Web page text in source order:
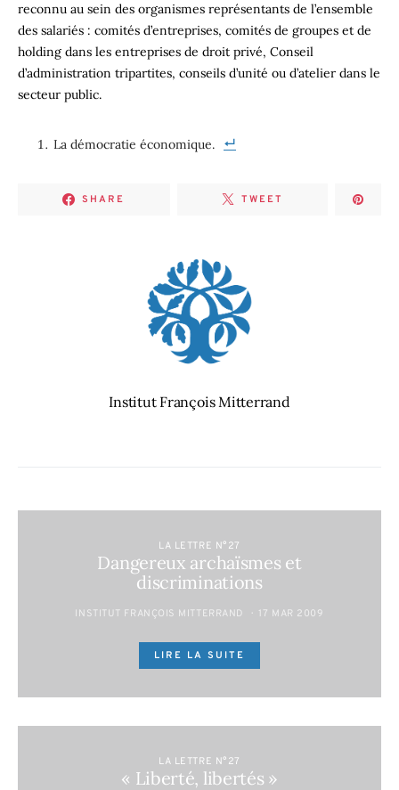
reconnu au sein des organismes représentants de l’ensemble
des salariés : comités d’entreprises, comités de groupes et de
holding dans les entreprises de droit privé, Conseil
d’administration tripartites, conseils d’unité ou d’atelier dans le
secteur public.
La démocratie économique.
SHARE TWEET
Institut François Mitterrand
LA LETTRE N°27
Dangereux archaïsmes et
discriminations
INSTITUT FRANÇOIS MITTERRAND 17 MAR 2009
LIRE LA SUITE
LA LETTRE N°27
« Liberté, libertés »